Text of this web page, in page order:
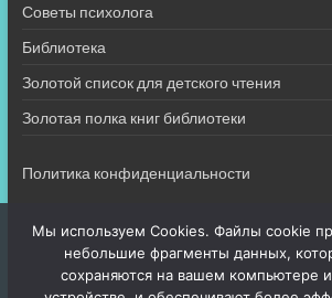
Советы психолога
Библиотека
Золотой список для детского чтения
Золотая полка книг библиотеки
Политика конфиденциальности
Мы используем Cookies. Файлы cookie
небольшие фрагменты данных,
сохраняются на вашем компьютере